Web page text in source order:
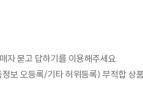
자 묻고 답하기를 이용해주세요.
보 오등록/기타 허위등록) 부적합 상